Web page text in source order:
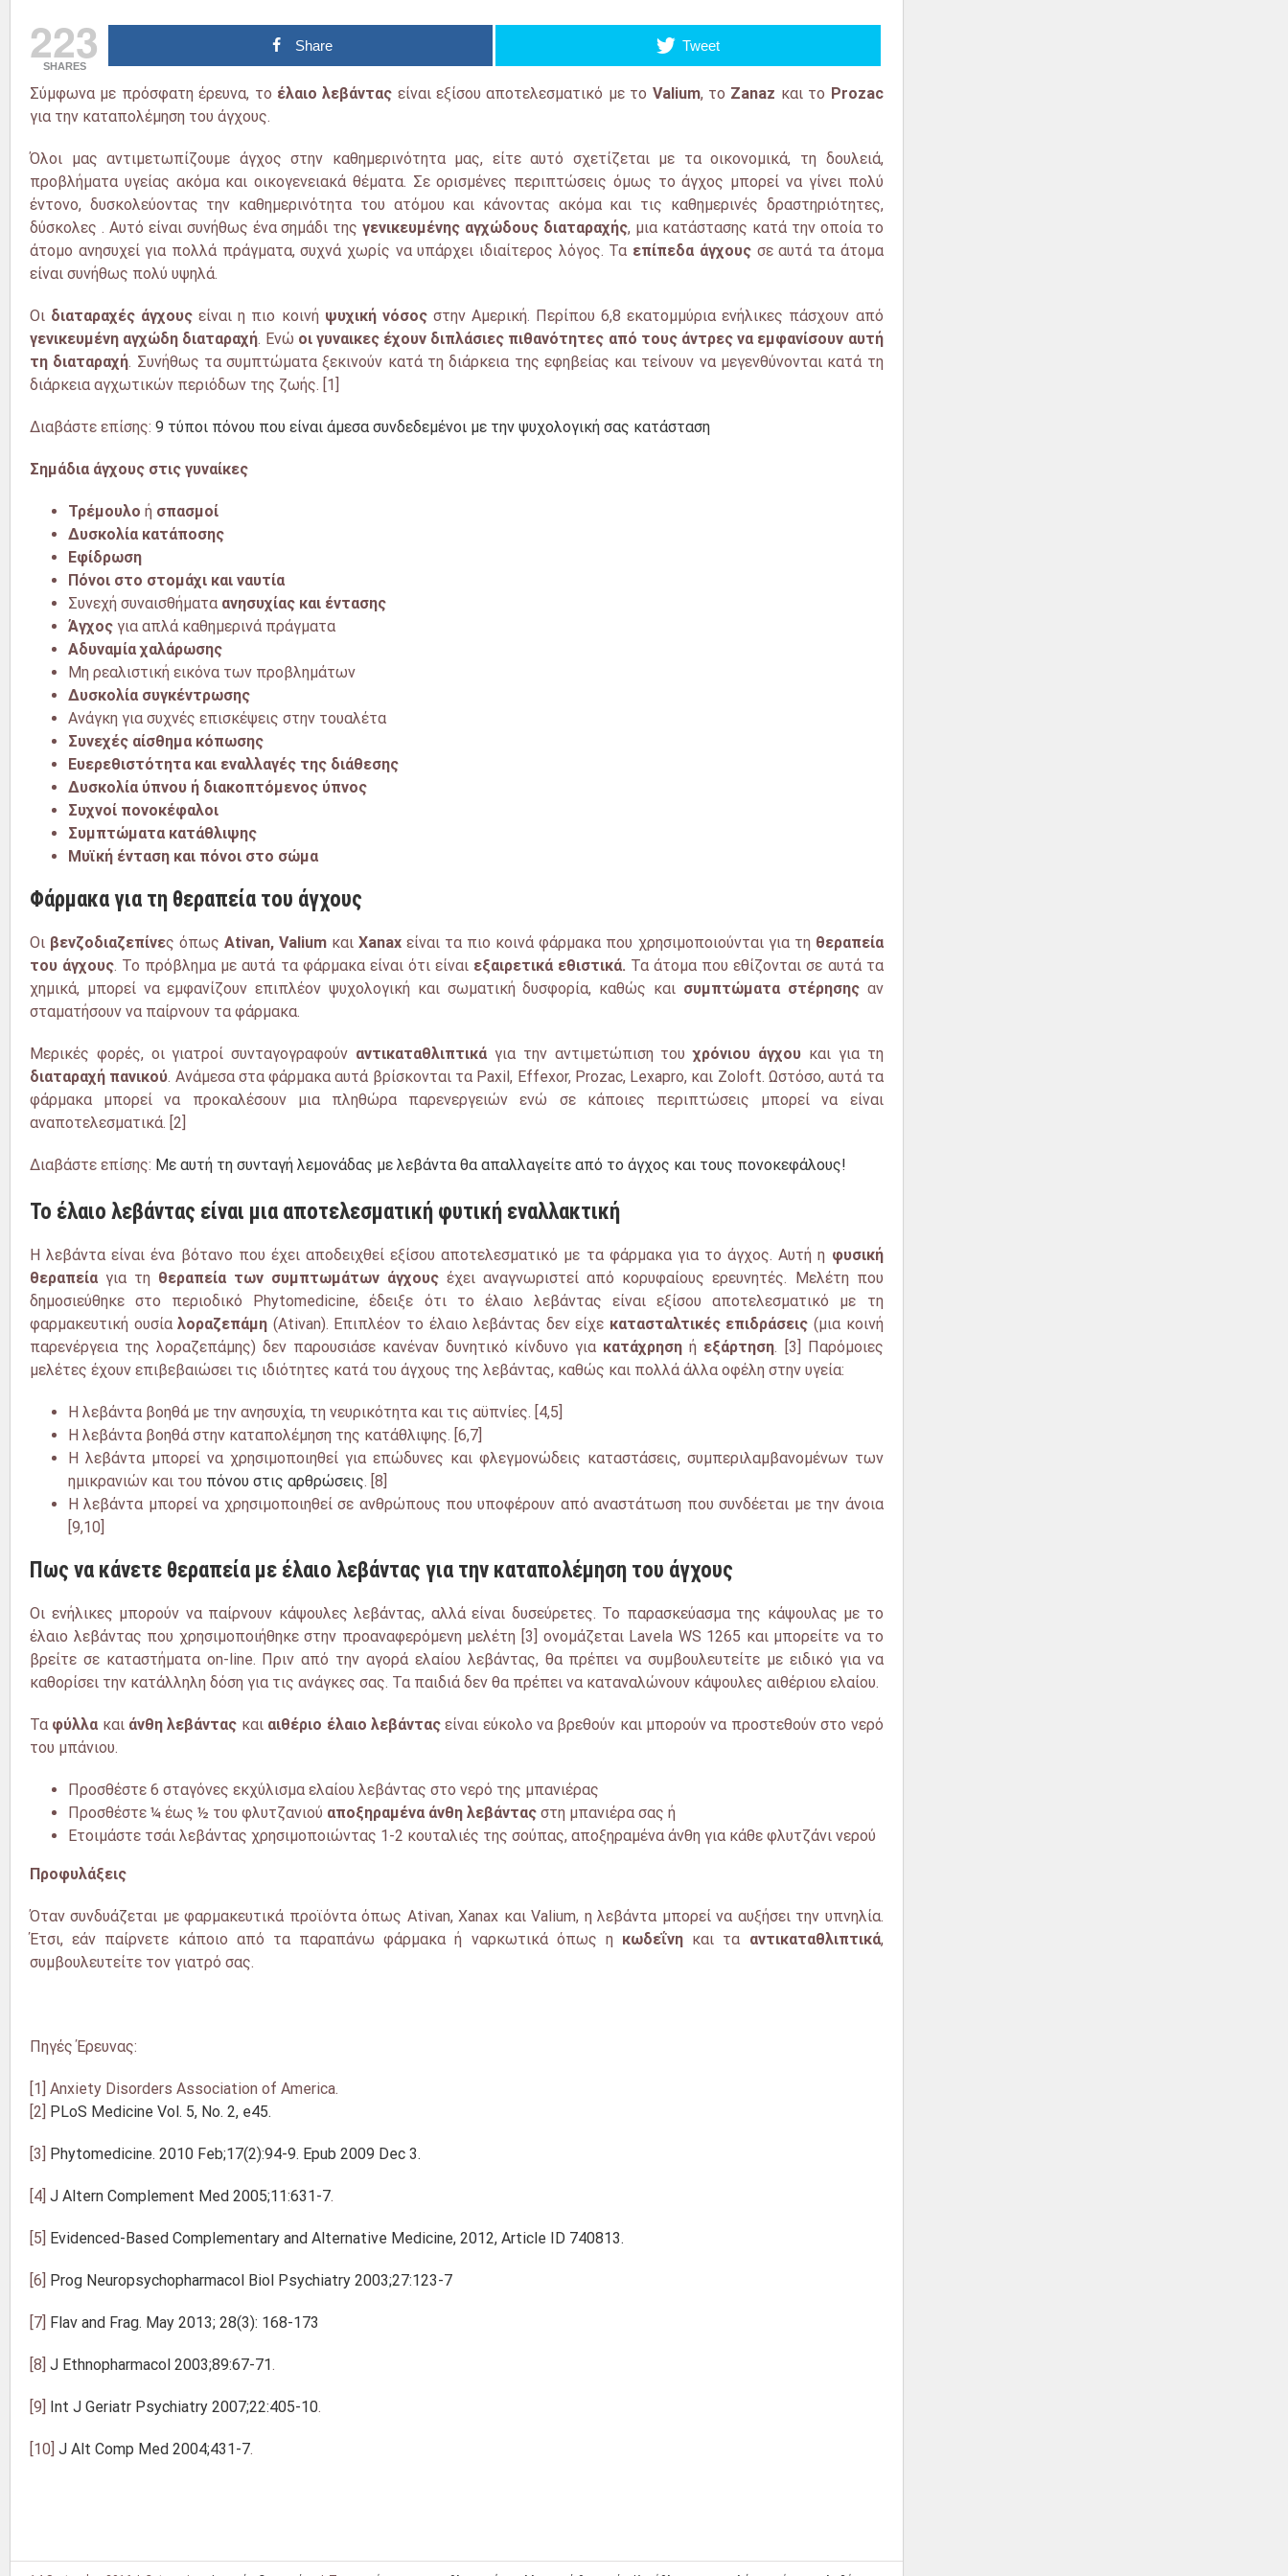
223
SHARES
Share Tweet
Σύμφωνα με πρόσφατη έρευνα, το έλαιο λεβάντας είναι εξίσου αποτελεσματικό με το Valium, το Zanaz και το Prozac
για την καταπολέμηση του άγχους.
Όλοι μας αντιμετωπίζουμε άγχος στην καθημερινότητα μας, είτε αυτό σχετίζεται με τα οικονομικά, τη δουλειά,
προβλήματα υγείας ακόμα και οικογενειακά θέματα. Σε ορισμένες περιπτώσεις όμως το άγχος μπορεί να γίνει πολύ
έντονο, δυσκολεύοντας την καθημερινότητα του ατόμου και κάνοντας ακόμα και τις καθημερινές δραστηριότητες,
δύσκολες . Αυτό είναι συνήθως ένα σημάδι τηςγενικευμένης αγχώδους διαταραχής, μια κατάστασης κατά την οποία το
άτομο ανησυχεί για πολλά πράγματα, συχνά χωρίς να υπάρχει ιδιαίτερος λόγος. Τα επίπεδα άγχουςσε αυτά τα άτομα
είναι συνήθως πολύ υψηλά.
Οι διαταραχές άγχους είναι η πιο κοινή ψυχική νόσοςστην Αμερική. Περίπου 6,8εκατομμύρια ενήλικες πάσχουν από
γενικευμένη αγχώδη διαταραχή. Ενώ οι γυναικες έχουν διπλάσιες πιθανότητες από τους άντρες να εμφανίσουν αυτή
τη διαταραχή. Συνήθως τα συμπτώματα ξεκινούν κατά τη διάρκεια της εφηβείας και τείνουν να μεγενθύνονται κατά τη
διάρκεια αγχωτικών περιόδων της ζωής. [1]
Διαβάστε επίσης: 9 τύποι πόνου που είναι άμεσα συνδεδεμένοι με την ψυχολογική σας κατάσταση
Σημάδια άγχους στις γυναίκες
Τρέμουλο ή σπασμοί
Δυσκολία κατάποσης
Εφίδρωση
Πόνοι στο στομάχι και ναυτία
Συνεχή συναισθήματα ανησυχίας και έντασης
Άγχος για απλά καθημερινά πράγματα
Αδυναμία χαλάρωσης
Μη ρεαλιστική εικόνα των προβλημάτων
Δυσκολία συγκέντρωσης
Ανάγκη για συχνές επισκέψεις στην τουαλέτα
Συνεχές αίσθημα κόπωσης
Ευερεθιστότητα και εναλλαγές της διάθεσης
Δυσκολία ύπνου ή διακοπτόμενος ύπνος
Συχνοί πονοκέφαλοι
Συμπτώματα κατάθλιψης
Μυϊκή ένταση και πόνοι στο σώμα
Φάρμακα για τη θεραπεία του άγχους
Οι βενζοδιαζεπίνες όπως Ativan, Valium καιXanax είναι τα πιο κοινάφάρμακα που χρησιμοποιούνται γιατη θεραπεία
του άγχους. Το πρόβλημα με αυτά τα φάρμακα είναι ότι είναι εξαιρετικά εθιστικά. Τα άτομα που εθίζονται σε αυτά τα
χημικά, μπορεί να εμφανίζουν επιπλέον ψυχολογική και σωματική δυσφορία, καθώς και συμπτώματα στέρησηςαν
σταματήσουν να παίρνουν τα φάρμακα.
Μερικές φορές, οι γιατροί συνταγογραφούν αντικαταθλιπτικά για την αντιμετώπιση τουχρόνιου άγχου και για τη
διαταραχή πανικού. Ανάμεσα στα φάρμακα αυτά βρίσκονται τα Paxil, Effexor, Prozac, Lexapro, και Zoloft. Ωστόσο, αυτά τα
φάρμακα μπορεί να προκαλέσουν μια πληθώρα παρενεργειών ενώ σε κάποιες περιπτώσεις μπορεί να είναι
αναποτελεσματικά. [2]
Διαβάστε επίσης: Με αυτή τη συνταγή λεμονάδας με λεβάντα θα απαλλαγείτε από το άγχος και τους πονοκεφάλους!
Το έλαιο λεβάντας είναι μια αποτελεσματική φυτική εναλλακτική
Η λεβάντα είναι ένα βότανο που έχει αποδειχθεί εξίσου αποτελεσματικό με τα φάρμακα για το άγχος. Αυτή η φυσική
θεραπεία για τη θεραπεία των συμπτωμάτων άγχους έχει αναγνωριστεί από κορυφαίους ερευνητές. Μελέτη που
δημοσιεύθηκε στο περιοδικό Phytomedicine, έδειξε ότι το έλαιο λεβάντας είναιεξίσου αποτελεσματικό με τη
φαρμακευτική ουσίαλοραζεπάμη (Ativan). Επιπλέον το έλαιο λεβάντας δεν είχε κατασταλτικές επιδράσεις(μια κοινή
παρενέργεια της λοραζεπάμης) δεν παρουσιάσε κανέναν δυνητικό κίνδυνο για κατάχρηση ή εξάρτηση. [3] Παρόμοιες
μελέτες έχουν επιβεβαιώσει τις ιδιότητες κατά του άγχους της λεβάντας, καθώς και πολλά άλλα οφέλη στην υγεία:
Η λεβάντα βοηθά με την ανησυχία, τη νευρικότητα και τις αϋπνίες. [4,5]
Η λεβάντα βοηθά στην καταπολέμηση της κατάθλιψης. [6,7]
Η λεβάντα μπορεί να χρησιμοποιηθεί γιαεπώδυνες και φλεγμονώδεις καταστάσεις, συμπεριλαμβανομένων των
ημικρανιών και του πόνου στις αρθρώσεις. [8]
Η λεβάντα μπορεί να χρησιμοποιηθεί σε ανθρώπους που υποφέρουν από αναστάτωση που συνδέεται με την άνοια
[9,10]
Πως να κάνετε θεραπεία με έλαιο λεβάντας για την καταπολέμηση του άγχους
Οι ενήλικες μπορούν να παίρνουν κάψουλες λεβάντας, αλλά είναι δυσεύρετες. Το παρασκεύασμα της κάψουλας με το
έλαιο λεβάντας που χρησιμοποιήθηκε στην προαναφερόμενη μελέτη [3] ονομάζεται Lavela WS 1265 και μπορείτε να το
βρείτε σε καταστήματα on-line. Πριν από την αγορά ελαίου λεβάντας, θα πρέπει να συμβουλευτείτε με ειδικό για να
καθορίσει την κατάλληλη δόση για τις ανάγκες σας. Τα παιδιά δεν θα πρέπει να καταναλώνουν κάψουλες αιθέριου ελαίου.
Τα φύλλα και άνθη λεβάντας και αιθέριο έλαιο λεβάνταςείναι εύκολο να βρεθούν και μπορούν να προστεθούν στο νερό
του μπάνιου.
Προσθέστε 6 σταγόνες εκχύλισμα ελαίου λεβάντας στο νερό της μπανιέρας
Προσθέστε ¼ έως ½ του φλυτζανιού αποξηραμένα άνθη λεβάντας στη μπανιέρα σας ή
Ετοιμάστε τσάι λεβάντας χρησιμοποιώντας 1-2 κουταλιές της σούπας, αποξηραμένα άνθη για κάθε φλυτζάνι νερού
Προφυλάξεις
Όταν συνδυάζεται μεφαρμακευτικά προϊόντα όπως Ativan, Xanax και Valium, η λεβάντα μπορεί να αυξήσει την υπνηλία.
Έτσι, εάν παίρνετε κάποιο από τα παραπάνω φάρμακα ή ναρκωτικά όπως η κωδεΐνη και τα αντικαταθλιπτικά,
συμβουλευτείτε τον γιατρό σας.
Πηγές Έρευνας:
[1] Anxiety Disorders Association of America.
[2] PLoS Medicine Vol. 5, No. 2, e45.
[3] Phytomedicine. 2010 Feb;17(2):94-9. Epub 2009 Dec 3.
[4] J Altern Complement Med 2005;11:631-7.
[5] Evidenced-Based Complementary and Alternative Medicine, 2012, Article ID 740813.
[6] Prog Neuropsychopharmacol Biol Psychiatry 2003;27:123-7
[7] Flav and Frag. May 2013; 28(3): 168-173
[8] J Ethnopharmacol 2003;89:67-71.
[9] Int J Geriatr Psychiatry 2007;22:405-10.
[10] J Alt Comp Med 2004;431-7.